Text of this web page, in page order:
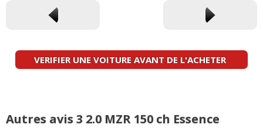
VERIFIER UNE VOITURE AVANT DE L'ACHETER
Autres avis 3 2.0 MZR 150 ch Essence